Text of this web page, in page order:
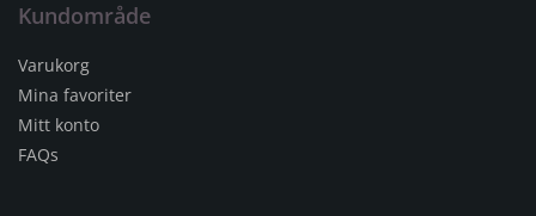
Kundområde
Varukorg
Mina favoriter
Mitt konto
FAQs